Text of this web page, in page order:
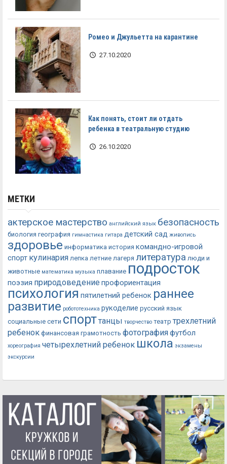
Ромео и Джульетта на карантине
27.10.2020
Как понять, стоит ли отдать
ребенка в театральную студию
26.10.2020
МЕТКИ
актерское мастерство английский язык безопасность
биология география гимнастика гитара детский сад живопись
здоровье информатика история командно-игровой
спорт кулинария лепка летние лагеря литература люди и
животные математика музыка плавание подросток
поэзия природоведениепрофориентация
психология пятилетний ребенок раннее
развитие робототехника рукоделие русский язык
социальные сети спорттанцы творчество театр трехлетний
ребенок финансовая грамотность фотографияфутбол
хореография четырехлетний ребенок школа экзамены
экскурсии